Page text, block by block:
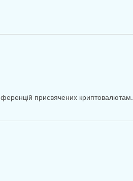
присвячених криптовалютам.